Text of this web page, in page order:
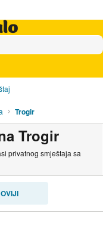
Trogir
Trogir
privatnog smještaja sa